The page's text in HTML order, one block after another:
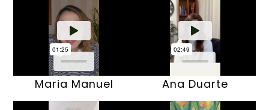
Maria Manuel Ana Duarte